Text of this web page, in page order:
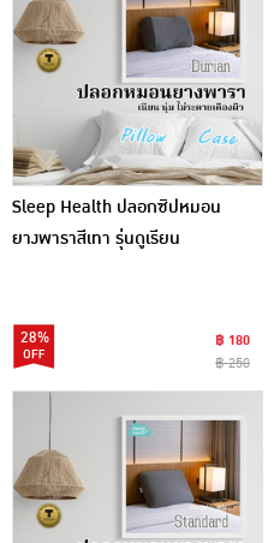
Sleep Health ปลอกซิปหมอน
ยางพาราสีเทา รุ่นดูเรียน
28%
฿ 180
฿ 250